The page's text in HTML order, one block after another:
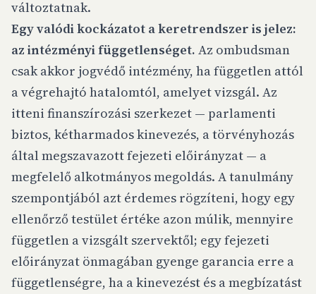
változtatnak.
Egy valódi kockázatot a keretrendszer is jelez:
az intézményi függetlenséget. Az ombudsman
csak akkor jogvédő intézmény, ha független attól
a végrehajtó hatalomtól, amelyet vizsgál. Az
itteni finanszírozási szerkezet — parlamenti
biztos, kétharmados kinevezés, a törvényhozás
által megszavazott fejezeti előirányzat — a
megfelelő alkotmányos megoldás. A tanulmány
szempontjából azt érdemes rögzíteni, hogy egy
ellenőrző testület értéke azon múlik, mennyire
független a vizsgált szervektől; egy fejezeti
előirányzat önmagában gyenge garancia erre a
függetlenségre, ha a kinevezést és a megbízatást